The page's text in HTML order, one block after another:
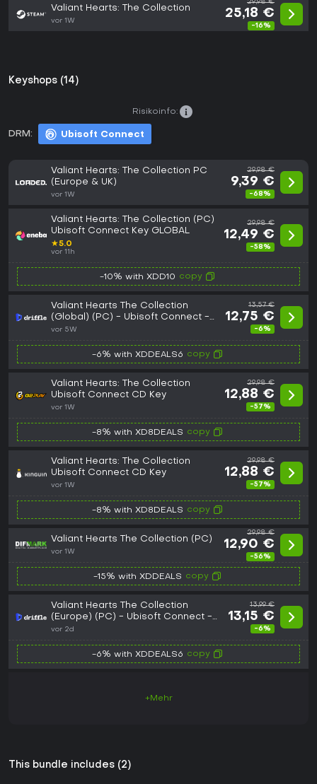
Valiant Hearts: The Collection
vor 1W
29,98 €
25,18 €
-16%
Keyshops (14)
DRM: Ubisoft Connect
Risikoinfo:
Valiant Hearts: The Collection PC
(Europe & UK)
vor 1W
29,98 €
9,39 €
-68%
Valiant Hearts: The Collection (PC)
Ubisoft Connect Key GLOBAL
★5.0
vor 11h
29,98 €
12,49 €
-58%
-10% with XDD10 copy
Valiant Hearts The Collection
(Global) (PC) - Ubisoft Connect -
Digital Key
vor 5W
13,57 €
12,75 €
-6%
-6% with XDDEALS6 copy
Valiant Hearts: The Collection
Ubisoft Connect CD Key
vor 1W
29,98 €
12,88 €
-57%
-8% with XD8DEALS copy
Valiant Hearts: The Collection
Ubisoft Connect CD Key
vor 1W
29,98 €
12,88 €
-57%
-8% with XD8DEALS copy
Valiant Hearts The Collection (PC)
vor 1W
29,98 €
12,90 €
-56%
-15% with XDDEALS copy
Valiant Hearts The Collection
(Europe) (PC) - Ubisoft Connect -
Digital Key
vor 2d
13,99 €
13,15 €
-6%
-6% with XDDEALS6 copy
+Mehr
This bundle includes (2)